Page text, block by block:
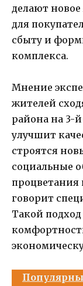
делают
для
сбыту и
комплекса.
Мнение
жителей
района на 3-
улучшит
строятся
социальные
процветания
говорит
Такой